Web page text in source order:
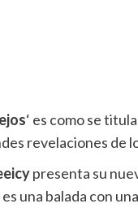
‘ es como se
revelaciones de
presenta su
es una balada con